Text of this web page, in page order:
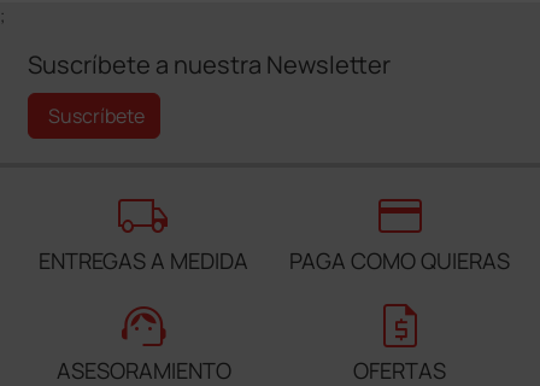
;
Suscríbete a nuestra Newsletter
Suscríbete
local_shipping
ENTREGAS A MEDIDA
credit_card
PAGA COMO QUIERAS
support_agent
ASESORAMIENTO
request_quote
OFERTAS